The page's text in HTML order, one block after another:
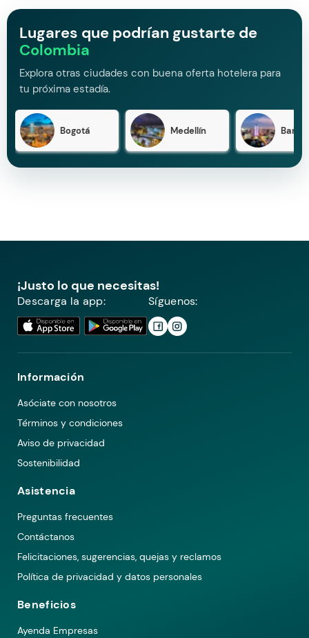
Lugares que podrían gustarte de
Colombia
Explora otras ciudades con buena oferta hotelera para
tu próxima estadía.
Bogotá Medellín
¡Justo lo que necesitas!
Descarga la app: Síguenos:
Información
Asóciate con nosotros
Términos y condiciones
Aviso de privacidad
Sostenibilidad
Asistencia
Preguntas frecuentes
Contáctanos
Felicitaciones, sugerencias, quejas y reclamos
Política de privacidad y datos personales
Beneficios
Ayenda Empresas